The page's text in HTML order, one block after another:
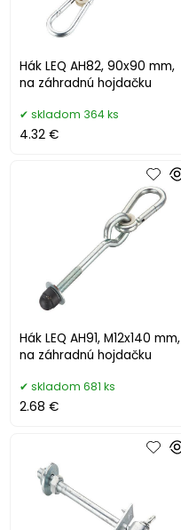
Hák LEQ AH82, 90x90 mm,
na záhradnú hojdačku
skladom 364 ks
4.32 €
Hák LEQ AH91, M12x140 mm,
na záhradnú hojdačku
skladom 681 ks
2.68 €